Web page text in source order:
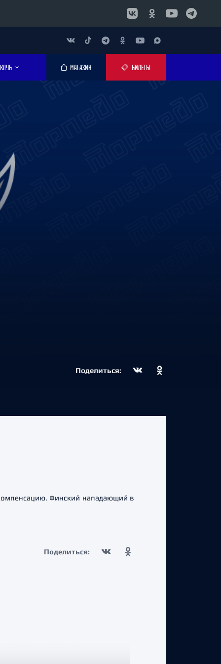
КЛУБ МАГАЗИН БИЛЕТЫ
Поделиться:
Финский нападающий в
Поделиться: